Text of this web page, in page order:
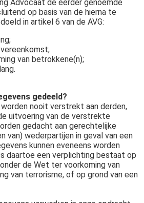
Advocaat de eerder genoemde
op basis van de hierna te
in artikel 6 van de AVG:
van betrokkene(n);
gedeeld?
nooit verstrekt aan derden,
uitvoering van de verstrekte
gedacht aan gerechtelijke
van) wederpartijen in geval van een
kunnen eveneens worden
daartoe een verplichting bestaat op
de Wet ter voorkoming van
van terrorisme, of op grond van een